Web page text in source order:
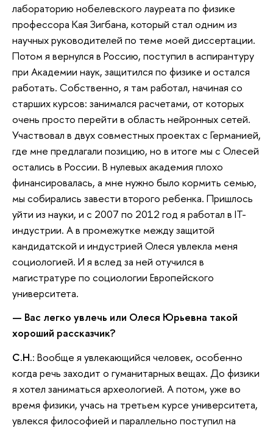
лабораторию нобелевского лауреата по физике
профессора Кая Зигбана, который стал одним из
научных руководителей по теме моей диссертации.
Потом я вернулся в Россию, поступил в аспирантуру
при Академии наук, защитился по физике и остался
работать. Собственно, я там работал, начиная со
старших курсов: занимался расчетами, от которых
очень просто перейти в область нейронных сетей.
Участвовал в двух совместных проектах с Германией,
где мне предлагали позицию, но в итоге мы с Олесей
остались в России. В нулевых академия плохо
финансировалась, а мне нужно было кормить семью,
мы собирались завести второго ребенка. Пришлось
уйти из науки, и с 2007 по 2012 год я работал в IT-
индустрии. А в промежутке между защитой
кандидатской и индустрией Олеся увлекла меня
социологией. И я вслед за ней отучился в
магистратуре по социологии Европейского
университета.
— Вас легко увлечь или Олеся Юрьевна такой
хороший рассказчик?
С.Н.: Вообще я увлекающийся человек, особенно
когда речь заходит о гуманитарных вещах. До физики
я хотел заниматься археологией. А потом, уже во
время физики, учась на третьем курсе университета,
увлекся философией и параллельно поступил на